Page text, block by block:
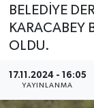
BELEDİYE
KARACABEY
OLDU.
17.11.2024 - 16:05
YAYINLANMA
Sağlık
Son
Haber